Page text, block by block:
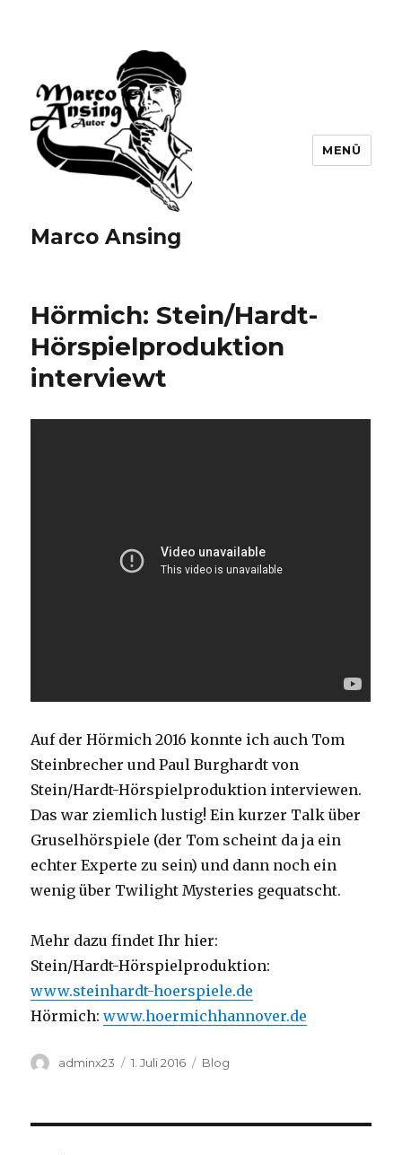
Marco Ansing
MENÜ
Hörmich: Stein/Hardt-
Hörspielproduktion
interviewt
Auf der Hörmich 2016 konnte ich auch Tom
Steinbrecher und Paul Burghardt von
Stein/Hardt-Hörspielproduktion interviewen.
Das war ziemlich lustig! Ein kurzer Talk über
Gruselhörspiele (der Tom scheint da ja ein
echter Experte zu sein) und dann noch ein
wenig über Twilight Mysteries gequatscht.
Mehr dazu findet Ihr hier:
Stein/Hardt-Hörspielproduktion:
www.steinhardt-hoerspiele.de
Hörmich:www.hoermichhannover.de
Autor
adminx23
Veröffentlicht
1. Juli 2016 Kategorien
Blog